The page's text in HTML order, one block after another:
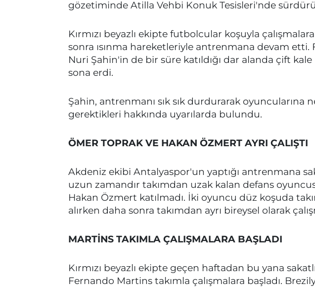
gözetiminde Atilla Vehbi Konuk Tesisleri'nde
Kırmızı beyazlı ekipte futbolcular koşuyla
sonra ısınma hareketleriyle antrenmana devam
Nuri Şahin'in de bir süre katıldığı dar alanda çift
sona erdi.
Şahin, antrenmanı sık sık durdurarak oyuncularına
gerektikleri hakkında uyarılarda bulundu.
ÖMER TOPRAK VE HAKAN ÖZMERT AYRI ÇALIŞTI
Akdeniz ekibi Antalyaspor'un yaptığı antrenmana
uzun zamandır takımdan uzak kalan defans
Hakan Özmert katılmadı. İki oyuncu düz koşuda
alırken daha sonra takımdan ayrı bireysel olarak
MARTİNS TAKIMLA ÇALIŞMALARA BAŞLADI
Kırmızı beyazlı ekipte geçen haftadan bu yana
Fernando Martins takımla çalışmalara başladı.